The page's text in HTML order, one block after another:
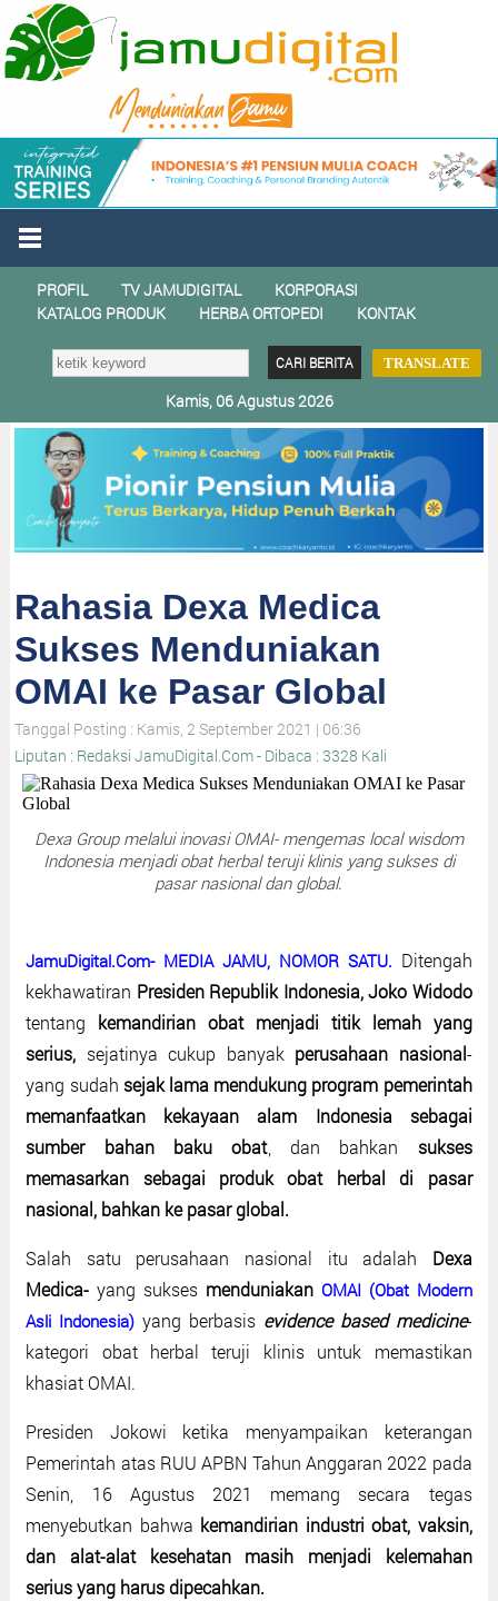
PROFIL TV JAMUDIGITAL
KORPORASI
KATALOG PRODUK
HERBA ORTOPEDI KONTAK
TRANSLATE
Kamis, 06 Agustus 2026
Rahasia Dexa Medica
Sukses Menduniakan
OMAI ke Pasar Global
Tanggal Posting : Kamis, 2 September 2021 | 06:36
Liputan : Redaksi JamuDigital.Com - Dibaca : 3328 Kali
Dexa Group melalui inovasi OMAI- mengemas local wisdom
Indonesia menjadi obat herbal teruji klinis yang sukses di
pasar nasional dan global.
JamuDigital.Com- MEDIA JAMU, NOMOR SATU. Ditengah
kekhawatiran Presiden Republik Indonesia, Joko Widodo
tentang kemandirian obat menjadi titik lemah yang
serius, sejatinya cukup banyak perusahaan nasional-
yang sudah sejak lama mendukung program pemerintah
memanfaatkan kekayaan alam Indonesia sebagai
sumber bahan baku obat, dan bahkan sukses
memasarkan sebagai produk obat herbal di pasar
nasional, bahkan ke pasar global.
Salah satu perusahaan nasional itu adalah Dexa
Medica- yang sukses menduniakan OMAI (Obat Modern
Asli Indonesia) yang berbasis evidence based medicine-
kategori obat herbal teruji klinis untuk memastikan
khasiat OMAI.
Presiden Jokowi ketika menyampaikan keterangan
Pemerintah atas RUU APBN Tahun Anggaran 2022 pada
Senin, 16 Agustus 2021 memang secara tegas
menyebutkan bahwa kemandirian industri obat, vaksin,
dan alat-alat kesehatan masih menjadi kelemahan
serius yang harus dipecahkan.